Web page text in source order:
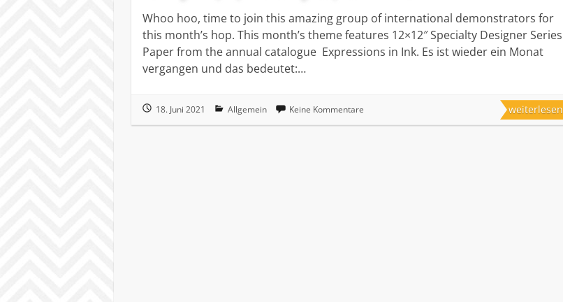
Whoo hoo, time to join this amazing group of international demonstrators for
this month’s hop. This month’s theme features 12×12″ Specialty Designer Series
Paper from the annual catalogue Expressions in Ink. Es ist wieder ein Monat
vergangen und das bedeutet:…
18. Juni 2021 Allgemein Keine Kommentare weiterlesen